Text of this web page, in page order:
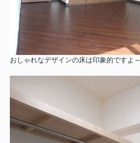
おしゃれなデザインの床は印象的ですよ～